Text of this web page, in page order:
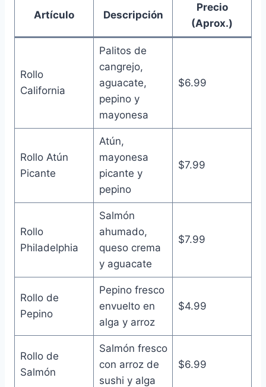
Artículo Descripción
Precio
(Aprox.)
Rollo
California
Palitos de
cangrejo,
aguacate,
pepino y
mayonesa
$6.99
Rollo Atún
Picante
Atún,
mayonesa
picante y
pepino
$7.99
Rollo
Philadelphia
Salmón
ahumado,
queso crema
y aguacate
$7.99
Rollo de
Pepino
Pepino fresco
envuelto en
alga y arroz
$4.99
Rollo de
Salmón
Salmón fresco
con arroz de
sushi y alga
$6.99